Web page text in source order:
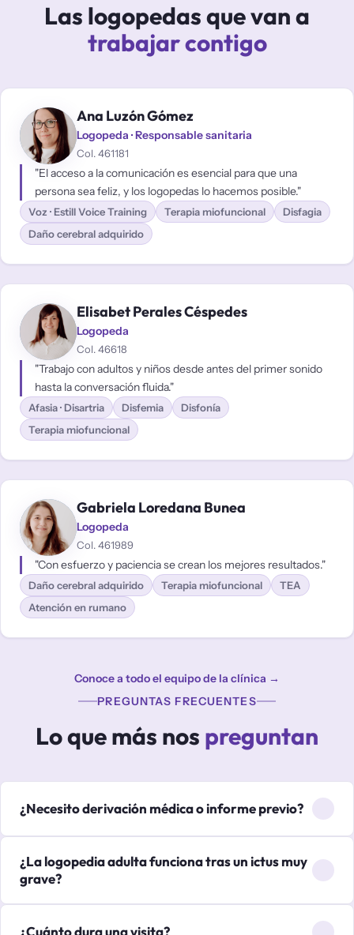
Las logopedas que van a
trabajar contigo
Ana Luzón Gómez
Logopeda · Responsable sanitaria
Col. 461181
"El acceso a la comunicación es esencial para que una
persona sea feliz, y los logopedas lo hacemos posible."
Voz · Estill Voice Training Terapia miofuncional
Disfagia
Daño cerebral adquirido
Elisabet Perales Céspedes
Logopeda
Col. 46618
"Trabajo con adultos y niños desde antes del primer sonido
hasta la conversación fluida."
Afasia · Disartria Disfemia
Disfonía
Terapia miofuncional
Gabriela Loredana Bunea
Logopeda
Col. 461989
"Con esfuerzo y paciencia se crean los mejores resultados."
Daño cerebral adquirido Terapia miofuncional
TEA
Atención en rumano
Conoce a todo el equipo de la clínica →
PREGUNTAS FRECUENTES
Lo que más nos preguntan
¿Necesito derivación médica o informe previo?
médicos, pruebas o documentación previa (informe
neurológico, laringoscopia, etc.), tráelos, nos ayudan
mucho, pero no son obligatorios para la primera cita.
¿La logopedia adulta funciona tras un ictus muy
grave?
¿Cuánto dura una visita?